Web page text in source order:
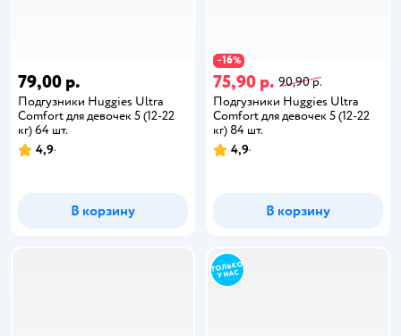
79,00 р.
Подгузники Huggies Ultra
Comfort для девочек 5 (12-22
кг) 64 шт.
4,9
В корзину
−16%
75,90 р. 90,90 р.
Подгузники Huggies Ultra
Comfort для девочек 5 (12-22
кг) 84 шт.
4,9
В корзину